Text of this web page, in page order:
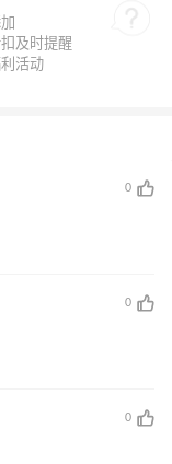
0
0
0